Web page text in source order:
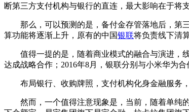
断第三方支付机构与银行的直连，最大影响在于将
那么，可以预测的是，备付金存管落地后，第三
算功能将逐渐上升，原有的中国银联将负责线下清
值得一提的是，随着商业模式的融合与演进，线
达成战略合作；2016年8月，银联分别与小米华为
布局银行、收购牌照，支付机构化身金融服务，
然而，一个值得注意现象是，当前，随着单纯的